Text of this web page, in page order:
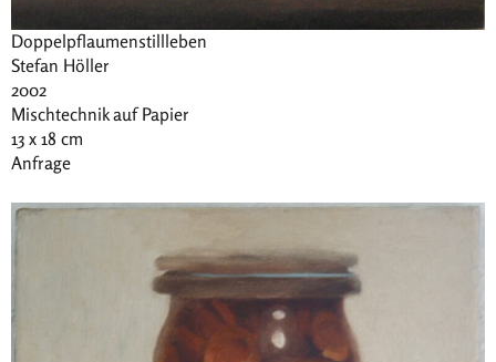
Doppelpflaumenstillleben
Stefan Höller
2002
Mischtechnik auf Papier
13 x 18 cm
Anfrage